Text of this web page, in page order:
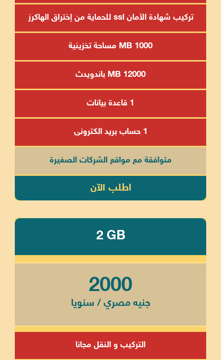
تركيب شهادة الأمان ssl للحماية من إختراق الهاكرز
1000 MB مساحة تخزينية
12000 MB باندويدث
1 قاعدة بيانات
1 حساب بريد الكترونى
متوافقة مع مواقع الشركات الصغيرة
اطلب الآن
2 GB
2000
جنيه مصري / سنويا
التركيب و النقل مجانا